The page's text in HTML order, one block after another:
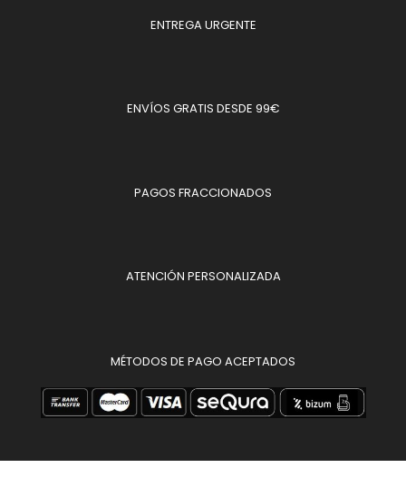
ENTREGA URGENTE
ENVÍOS GRATIS DESDE 99€
PAGOS FRACCIONADOS
ATENCIÓN PERSONALIZADA
MÉTODOS DE PAGO ACEPTADOS